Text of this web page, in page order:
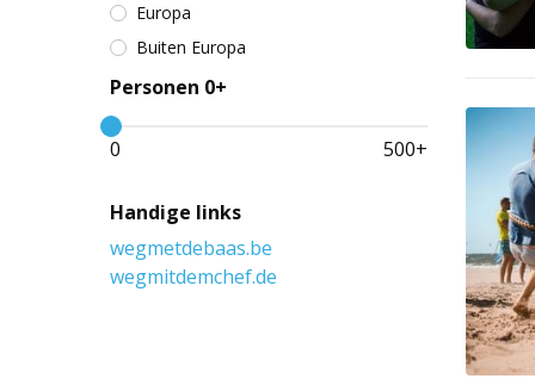
Europa
Buiten Europa
Personen 0+
0 500+
Handige links
wegmetdebaas.be
wegmitdemchef.de